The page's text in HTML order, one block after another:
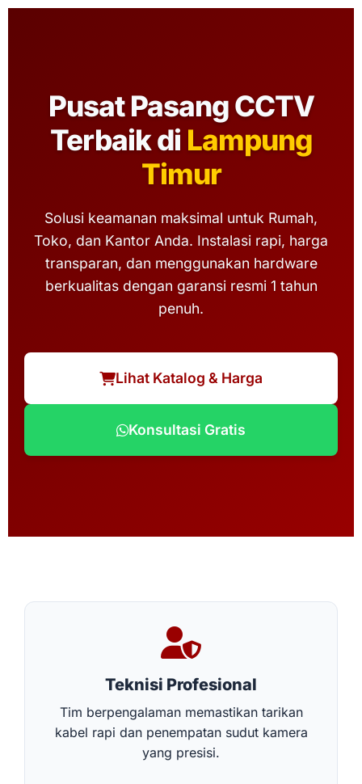
Pusat Pasang CCTV
Terbaik di Lampung
Timur
Solusi keamanan maksimal untuk Rumah,
Toko, dan Kantor Anda. Instalasi rapi, harga
transparan, dan menggunakan hardware
berkualitas dengan garansi resmi 1 tahun
penuh.
Lihat Katalog & Harga
Konsultasi Gratis
Teknisi Profesional
Tim berpengalaman memastikan tarikan
kabel rapi dan penempatan sudut kamera
yang presisi.